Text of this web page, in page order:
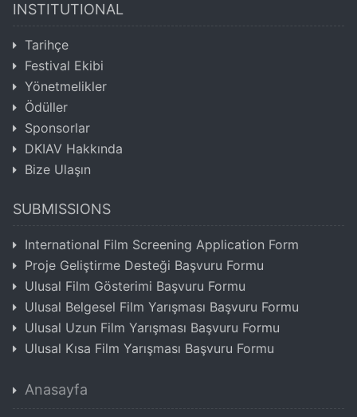
INSTITUTIONAL
Tarihçe
Festival Ekibi
Yönetmelikler
Ödüller
Sponsorlar
DKIAV Hakkında
Bize Ulaşın
SUBMISSIONS
International Film Screening Application Form
Proje Geliştirme Desteği Başvuru Formu
Ulusal Film Gösterimi Başvuru Formu
Ulusal Belgesel Film Yarışması Başvuru Formu
Ulusal Uzun Film Yarışması Başvuru Formu
Ulusal Kısa Film Yarışması Başvuru Formu
Anasayfa